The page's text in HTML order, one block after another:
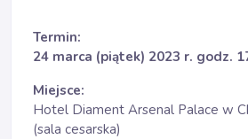
Termin:
24 marca (piątek) 2023 r. godz.
Miejsce:
Hotel Diament Arsenal Palace w
(sala cesarska)